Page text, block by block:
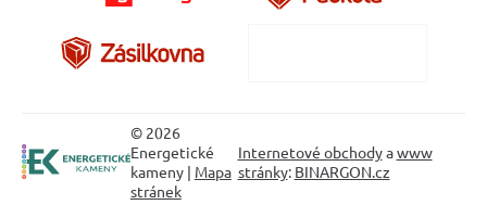
© 2026
Energetické
kameny | Mapa
stránek
Internetové obchodyawww
stránky: BINARGON.cz